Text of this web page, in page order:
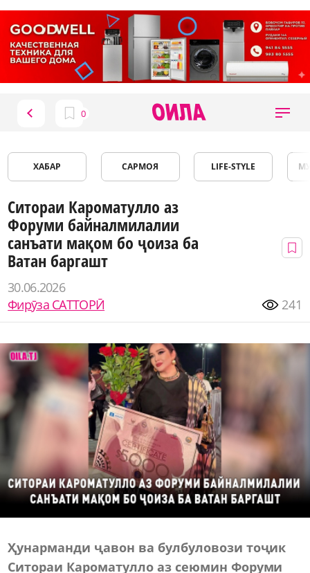
ХАБАР САРМОЯ LIFE-STYLE
Ситораи Кароматулло аз
Форуми байналмилалии
санъати мақом бо ҷоиза ба
Ватан баргашт
30.06.2026
Фирӯза САТТОРӢ
241
Ҳунарманди ҷавон ва булбуловози тоҷик
Ситораи Кароматулло аз cеюмин Форуми